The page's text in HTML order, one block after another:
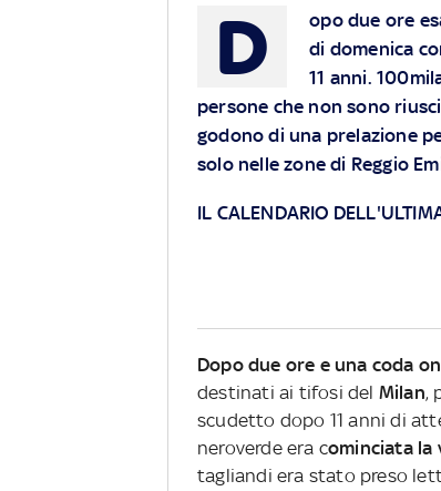
D
opo due ore
di domenica
11 anni.
persone che non sono
godono di una prelazione
solo nelle zone di Reggio
IL CALENDARIO
Dopo due ore e una coda
destinati ai tifosi del Milan,
scudetto dopo 11 anni di
neroverde era cominciata la
tagliandi era stato preso